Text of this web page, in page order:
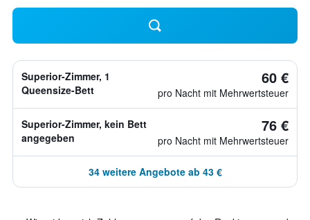
Superior-Zimmer, 1
Queensize-Bett
60 €
pro Nacht mit Mehrwertsteuer
Superior-Zimmer, kein Bett
angegeben
76 €
pro Nacht mit Mehrwertsteuer
34 weitere Angebote ab 43 €